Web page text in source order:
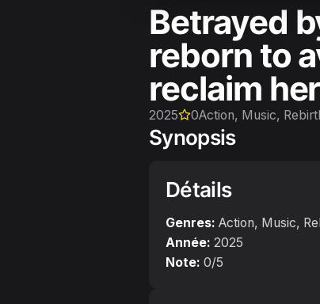
Betrayed
reborn to
reclaim
2025 0Action, Music,
Synopsis
Détails
Genres: Action, Music,
Année: 2025
Note: 0/5